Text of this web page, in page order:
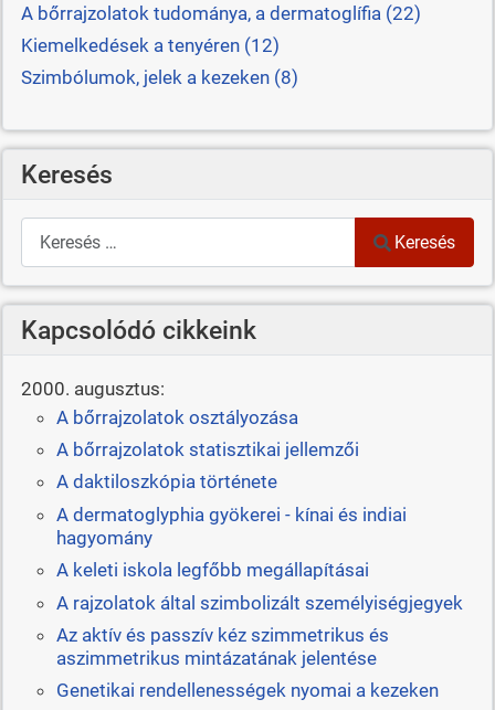
A bőrrajzolatok tudománya, a dermatoglífia (22)
Kiemelkedések a tenyéren (12)
Szimbólumok, jelek a kezeken (8)
Keresés
Keresés
Keresés
Kapcsolódó cikkeink
2000. augusztus:
A bőrrajzolatok osztályozása
A bőrrajzolatok statisztikai jellemzői
A daktiloszkópia története
A dermatoglyphia gyökerei - kínai és indiai
hagyomány
A keleti iskola legfőbb megállapításai
A rajzolatok által szimbolizált személyiségjegyek
Az aktív és passzív kéz szimmetrikus és
aszimmetrikus mintázatának jelentése
Genetikai rendellenességek nyomai a kezeken